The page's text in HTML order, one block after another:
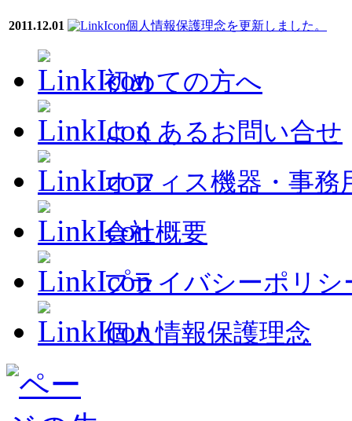
2011.12.01 個人情報保護理念を更新しました。
初めての方へ
よくあるお問い合せ
オフィス機器・事務
会社概要
プライバシーポリシ
個人情報保護理念